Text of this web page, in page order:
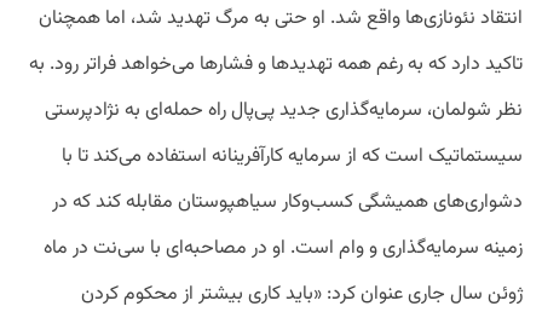
انتقاد نئونازی‌ها واقع شد. او حتی به مرگ تهدید شد، اما همچنان
تاکید دارد که به رغم همه تهدیدها و فشارها می‌خواهد فراتر رود. به
نظر شولمان، سرمایه‌گذاری جدید پی‌پال راه حمله‌ای به نژادپرستی
سیستماتیک است که از سرمایه کارآفرینانه استفاده می‌کند تا با
دشواری‌های همیشگی کسب‌وکار سیاهپوستان مقابله کند که در
زمینه سرمایه‌گذاری و وام است. او در مصاحبه‌ای با سی‌نت در ماه
ژوئن سال جاری عنوان کرد: «باید کاری بیشتر از محکوم کردن